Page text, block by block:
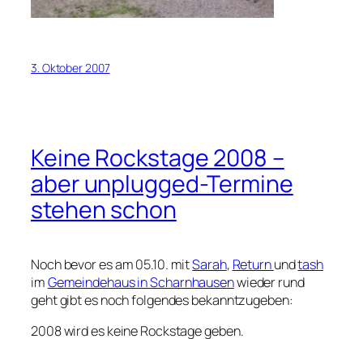
3. Oktober 2007
Keine Rockstage 2008 –
aber unplugged-Termine
stehen schon
Noch bevor es am 05.10. mitSarah, Returnundtash
imGemeindehaus in Scharnhausenwieder rund
geht gibt es noch folgendes bekanntzugeben:
2008 wird es keine Rockstage geben.